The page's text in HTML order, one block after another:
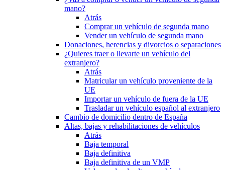
mano?
Atrás
Comprar un vehículo de segunda mano
Vender un vehículo de segunda mano
Donaciones, herencias y divorcios o separaciones
¿Quieres traer o llevarte un vehículo del
extranjero?
Atrás
Matricular un vehículo proveniente de la
UE
Importar un vehículo de fuera de la UE
Trasladar un vehículo español al extranjero
Cambio de domicilio dentro de España
Altas, bajas y rehabilitaciones de vehículos
Atrás
Baja temporal
Baja definitiva
Baja definitiva de un VMP